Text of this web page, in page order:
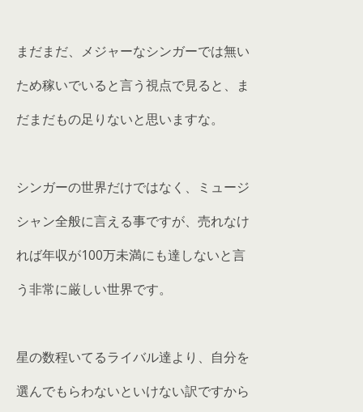
まだまだ、メジャーなシンガーでは無い
ため稼いでいると言う視点で見ると、ま
だまだもの足りないと思いますな。
シンガーの世界だけではなく、ミュージ
シャン全般に言える事ですが、売れなけ
れば年収が100万未満にも達しないと言
う非常に厳しい世界です。
星の数程いてるライバル達より、自分を
選んでもらわないといけない訳ですから